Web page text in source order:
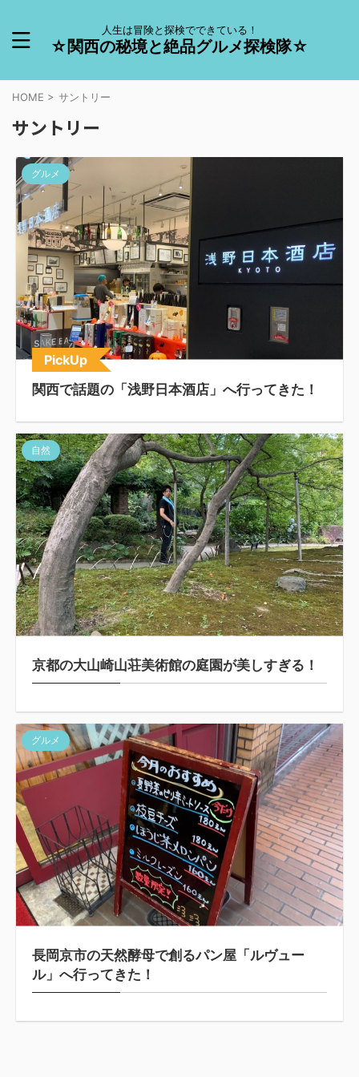
人生は冒険と探検でできている！
☆関西の秘境と絶品グルメ探検隊☆
HOME > サントリー
サントリー
グルメ
PickUp
関西で話題の「浅野日本酒店」へ行ってきた！
自然
京都の大山崎山荘美術館の庭園が美しすぎる！
グルメ
長岡京市の天然酵母で創るパン屋「ルヴュー
ル」へ行ってきた！